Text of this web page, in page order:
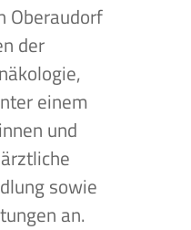
Oberaudorf
der
einem
und
sowie
an.